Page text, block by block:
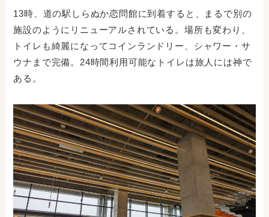
13時、道の駅しらぬか恋問館に到着すると、まるで別の
施設のようにリニューアルされている。場所も変わり、
トイレも綺麗になってコインランドリー、シャワー・サ
ウナまで完備。24時間利用可能なトイレは旅人には神で
ある。